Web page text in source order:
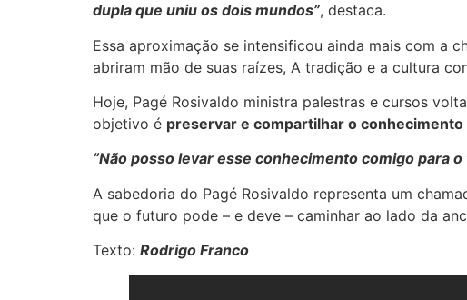
dupla que uniu os dois mundos”, destaca.
Essa aproximação se intensificou ainda mais com a
abriram mão de suas raízes, A tradição e a cultura
Hoje, Pagé Rosivaldo ministra palestras e cursos
objetivo é preservar e compartilhar o
“Não posso levar esse conhecimento comigo para
A sabedoria do Pagé Rosivaldo representa um
que o futuro pode – e deve – caminhar ao lado da
Texto: Rodrigo Franco